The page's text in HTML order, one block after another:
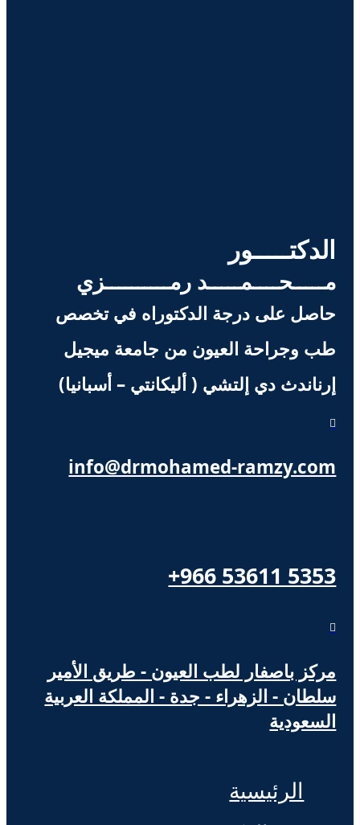

info@drmohamed-ramzy.com
+966 53611 5353

مركز باصفار لطب العيون - طريق الأمير
سلطان - الزهراء - جدة - المملكة العربية
السعودية
الدكتـــــور
مـــــحــــمـــــد رمــــــــــزي
حاصل على درجة الدكتوراه في تخصص
طب وجراحة العيون من جامعة ميجيل
إرناندث دي إلتشي ( أليكانتي – أسبانيا)
الرئيسية